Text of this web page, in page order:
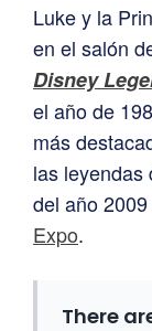
Luke y la
en el salón
Disney
el año de
más
las leyendas
del año
Expo.
There